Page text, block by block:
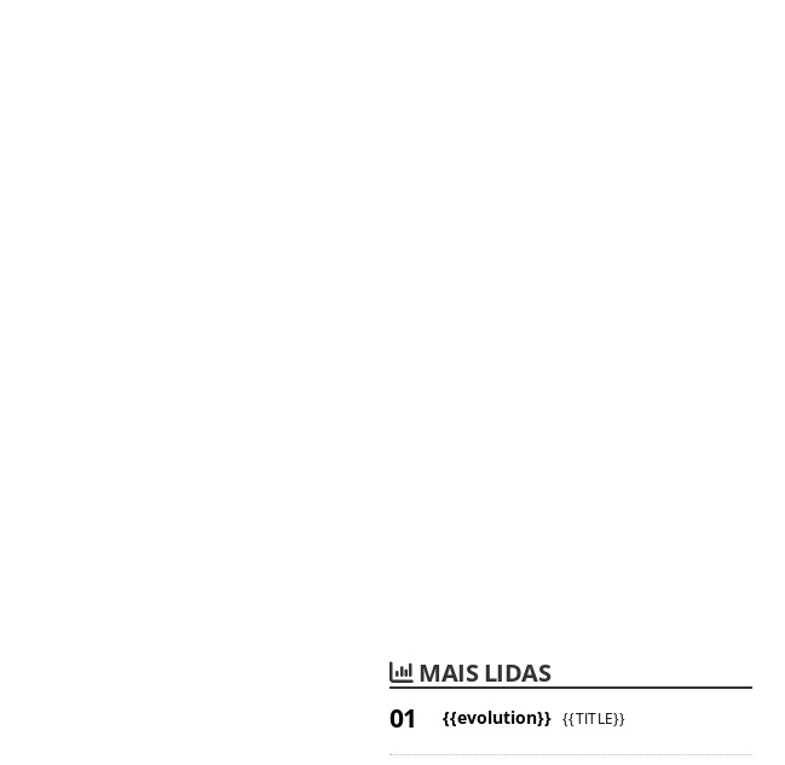
MAIS LIDAS
{{evolution}} {{TITLE}}